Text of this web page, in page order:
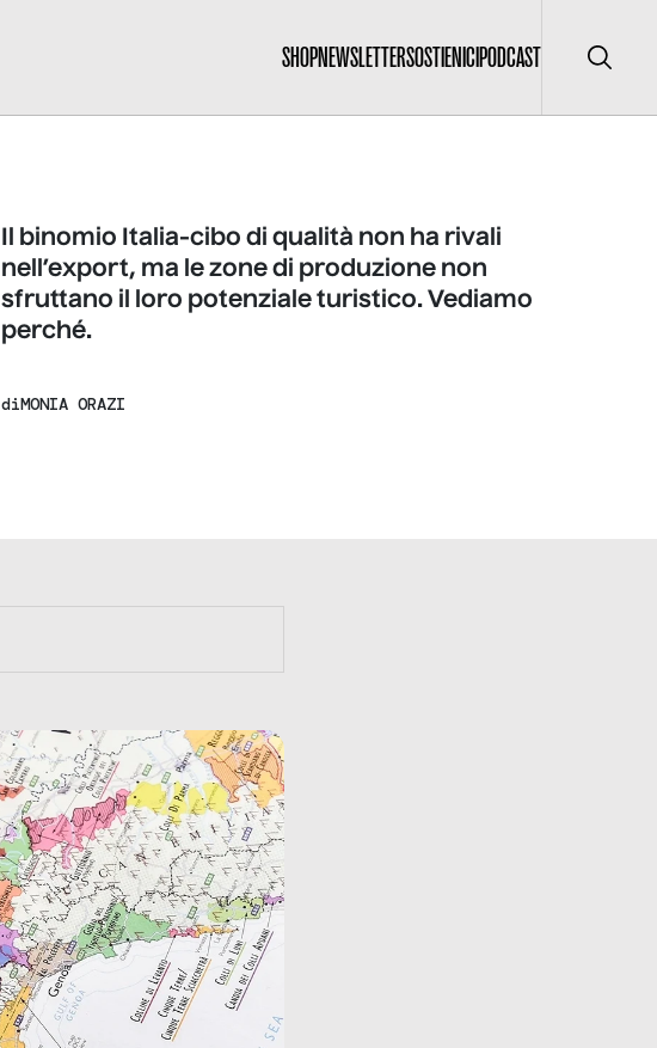
SHOPNEWSLETTERSOSTIENICIPODCAST Cerca
Il binomio Italia-cibo di qualità non ha rivali
nell’export, ma le zone di produzione non
sfruttano il loro potenziale turistico. Vediamo
perché.
diMONIA ORAZI